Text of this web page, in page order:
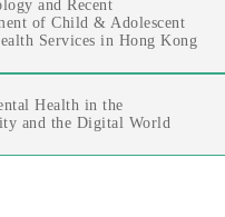
and Recent
of Child & Adolescent
Services in Hong Kong
Health in the
and the Digital World